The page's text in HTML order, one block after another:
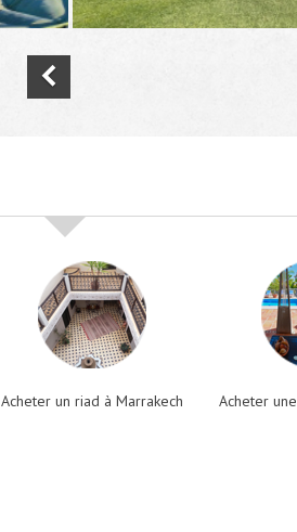
Acheter un riad à Marrakech Acheter